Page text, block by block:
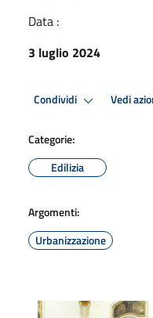
Data :
3 luglio 2024
Condividi Vedi
Categorie:
Edilizia
Argomenti:
Urbanizzazione